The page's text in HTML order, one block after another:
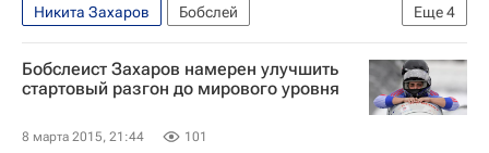
Александр Зубков
Еще4
Никита Захаров
Бобслей
Чемпионат России по бобслею
Алексей Негодайло
Александр Касьянов
Бобслеист Захаров намерен улучшить
стартовый разгон до мирового уровня
8 марта 2015, 21:44 101